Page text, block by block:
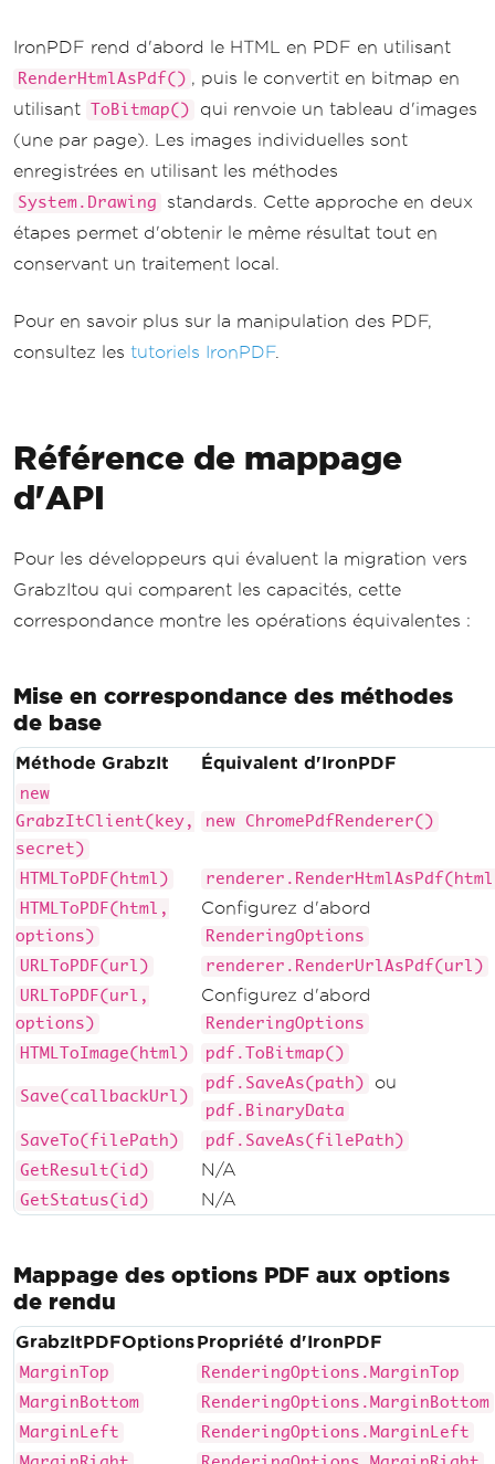
IronPDF rend d'abord le HTML en PDF en utilisant
RenderHtmlAsPdf() , puis le convertit en bitmap en
utilisant
ToBitmap()
qui renvoie un tableau d'images
(une par page). Les images individuelles sont
enregistrées en utilisant les méthodes
System.Drawing
standards. Cette approche en deux
étapes permet d'obtenir le même résultat tout en
conservant un traitement local.
Pour en savoir plus sur la manipulation des PDF,
consultez les tutoriels IronPDF.
Référence de mappage
d'API
Pour les développeurs qui évaluent la migration vers
GrabzItou qui comparent les capacités, cette
correspondance montre les opérations équivalentes :
Mise en correspondance des méthodes
de base
Méthode GrabzIt Équivalent d'IronPDF
new
GrabzItClient(key,
secret)
new ChromePdfRenderer()
HTMLToPDF(html)
HTMLToPDF(html,
options)
Configurez d'abord
RenderingOptions
URLToPDF(url)
renderer.RenderUrlAsPdf(url)
URLToPDF(url,
options)
Configurez d'abord
RenderingOptions
HTMLToImage(html)
pdf.ToBitmap()
Save(callbackUrl)
pdf.SaveAs(path) ou
pdf.BinaryData
SaveTo(filePath)
pdf.SaveAs(filePath)
GetResult(id)
N/A
GetStatus(id) N/A
Mappage des options PDF aux options
de rendu
GrabzItPDFOptionsPropriété d'IronPDF
MarginTop
RenderingOptions.MarginTop
MarginBottom
RenderingOptions.MarginBottom
MarginLeft
RenderingOptions.MarginLeft